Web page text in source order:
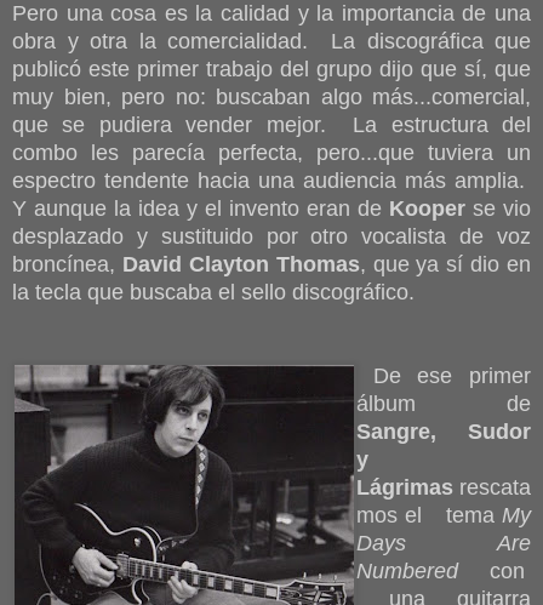
Pero una cosa es la calidad y la importancia de una
obra y otra la comercialidad. La discográfica que
publicó este primer trabajo del grupo dijo que sí, que
muy bien, pero no: buscaban algo más...comercial,
que se pudiera vender mejor. La estructura del
combo les parecía perfecta, pero...que tuviera un
espectro tendente hacia una audiencia más amplia.
Y aunque la idea y el invento eran de Kooper se vio
desplazado y sustituido por otro vocalista de voz
broncínea, David Clayton Thomas, que ya sí dio en
la tecla que buscaba el sello discográfico.
De ese primer
álbum de
Sangre, Sudor
y
Lágrimas rescata
mos el tema My
Days Are
Numberedcon
una guitarra